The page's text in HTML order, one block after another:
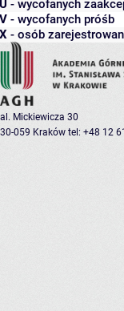
U - wycofanych
V - wycofanych próśb
X - osób
al. Mickiewicza 30
30-059 Kraków tel: +48 12